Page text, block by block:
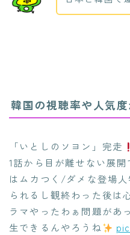
韓国の視聴率や人気
「いとしのソヨン」完走
1話から目が離せない展
はムカつく/ダメな登場
られるし観終わった後は
ラマやったわぁ問題があ
生できるんやろうね